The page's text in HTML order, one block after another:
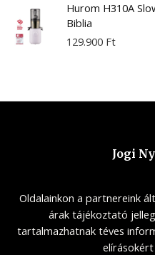
Hurom H310A
Biblia
129.900 Ft
Jogi
Oldalainkon a partnereink
árak tájékoztató
tartalmazhatnak téves
elírásokért